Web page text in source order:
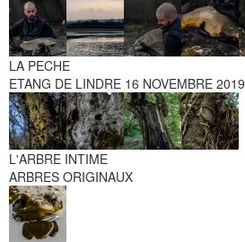
LA PECHE
ETANG DE LINDRE 16 NOVEMBRE 2019
L'ARBRE INTIME
ARBRES ORIGINAUX